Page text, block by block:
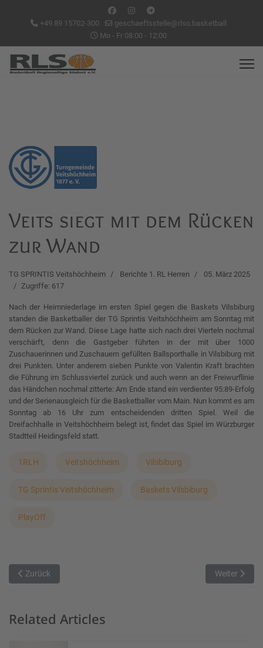
+49 89 15702-300
geschaeftsstelle@rlso.basketball
Mo - Fr 08:00 - 12:00
Veits siegt mit dem Rücken
zur Wand
TG SPRINTIS Veitshöchheim Berichte 1. RL Herren
05. März 2025
Zugriffe: 617
Nach der Heimniederlage im ersten Spiel gegen die Baskets Vilsbiburg
standen die Basketballer der TG Sprintis Veitshöchheim am Sonntag mit
dem Rücken zur Wand. Diese Lage hatte sich nach drei Vierteln nochmal
verschärft, denn die Gastgeber führten in der mit über 1000
Zuschauerinnen und Zuschauern gefüllten Ballsporthalle in Vilsbiburg mit
drei Punkten. Unter anderem sieben Punkte von Valentin Kraft brachten
die Führung im Schlussviertel zurück und auch wenn an der Freiwurflinie
das Händchen nochmal zitterte: Am Ende stand ein verdienter 95:89-Erfolg
und der Serienausgleich für die Basketballer vom Main. Nun kommt es am
Sonntag ab 16 Uhr zum entscheidenden dritten Spiel. Weil die
Dreifachhalle in Veitshöchheim belegt ist, findet das Spiel im Würzburger
Stadtteil Heidingsfeld statt.
1RLH Veitshöchheim Vilsbiburg
TG Sprintis Veitshöchheim Baskets Vilsbiburg
PlayOff
Vorheriger Beitrag: Entscheidungsspiel in Unterhaching!
Zurück Nächster
Weiter
Related Articles